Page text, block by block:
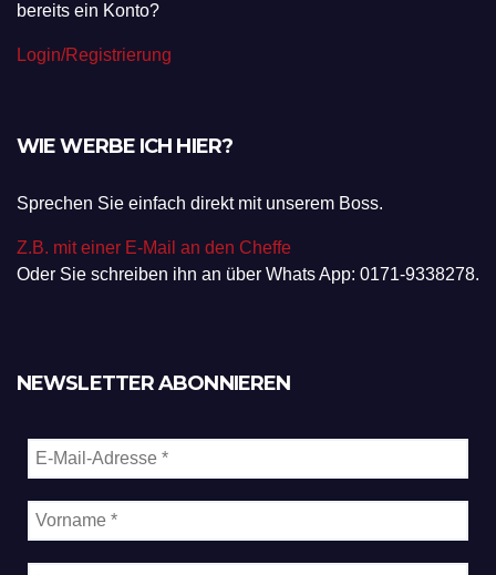
bereits ein Konto?
Login/Registrierung
WIE WERBE ICH HIER?
Sprechen Sie einfach direkt mit unserem Boss.
Z.B. mit einer E-Mail an den Cheffe
Oder Sie schreiben ihn an über Whats App: 0171-9338278.
NEWSLETTER ABONNIEREN